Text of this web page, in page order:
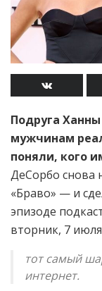
Подруга
мужчинам
поняли, кого
ДеСорбо снова
«Браво» — и
эпизоде
вторник, 7
тот самый
интернет.